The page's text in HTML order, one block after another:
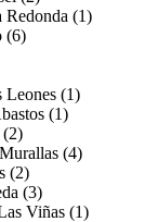
Redonda (1)
(6)
Leones (1)
(1)
(2)
(4)
(2)
(3)
Viñas (1)